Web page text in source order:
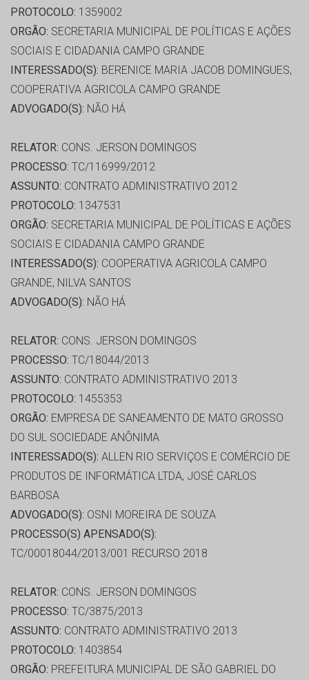
PROTOCOLO: 1359002
ORGÃO: SECRETARIA MUNICIPAL DE POLÍTICAS E AÇÕES
SOCIAIS E CIDADANIA CAMPO GRANDE
INTERESSADO(S): BERENICE MARIA JACOB DOMINGUES,
COOPERATIVA AGRICOLA CAMPO GRANDE
ADVOGADO(S): NÃO HÁ
RELATOR: CONS. JERSON DOMINGOS
PROCESSO: TC/116999/2012
ASSUNTO: CONTRATO ADMINISTRATIVO 2012
PROTOCOLO: 1347531
ORGÃO: SECRETARIA MUNICIPAL DE POLÍTICAS E AÇÕES
SOCIAIS E CIDADANIA CAMPO GRANDE
INTERESSADO(S): COOPERATIVA AGRICOLA CAMPO
GRANDE, NILVA SANTOS
ADVOGADO(S): NÃO HÁ
RELATOR: CONS. JERSON DOMINGOS
PROCESSO: TC/18044/2013
ASSUNTO: CONTRATO ADMINISTRATIVO 2013
PROTOCOLO: 1455353
ORGÃO: EMPRESA DE SANEAMENTO DE MATO GROSSO
DO SUL SOCIEDADE ANÔNIMA
INTERESSADO(S): ALLEN RIO SERVIÇOS E COMÉRCIO DE
PRODUTOS DE INFORMÁTICA LTDA, JOSÉ CARLOS
BARBOSA
ADVOGADO(S): OSNI MOREIRA DE SOUZA
PROCESSO(S) APENSADO(S):
TC/00018044/2013/001 RECURSO 2018
RELATOR: CONS. JERSON DOMINGOS
PROCESSO: TC/3875/2013
ASSUNTO: CONTRATO ADMINISTRATIVO 2013
PROTOCOLO: 1403854
ORGÃO: PREFEITURA MUNICIPAL DE SÃO GABRIEL DO